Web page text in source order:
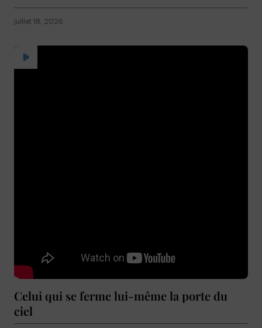
juillet 18, 2026
Celui qui se ferme lui-même la porte du
ciel